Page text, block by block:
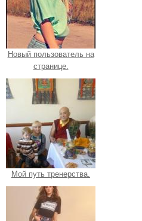
Новый пользователь на
странице.
Мой путь тренерства.